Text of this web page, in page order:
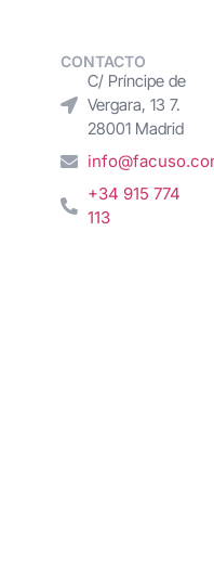
CONTACTO
C/ Príncipe de
Vergara, 13 7.
28001 Madrid
+34 915 774
113